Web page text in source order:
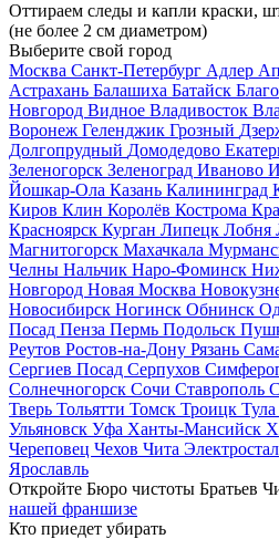
Оттираем следы и капли краски,
(не более 2 см диаметром)
Выберите свой город
Москва Санкт-Петербург Адлер
Астрахань Балашиха Батайск
Новгород Видное Владивосток
Воронеж Геленджик Грозный
Долгопрудный Домодедово
Зеленогорск Зеленоград Иваново
Йошкар-Ола Казань Калининград
Киров Клин Королёв Кострома
Красноярск Курган Липецк Лобня
Магнитогорск Махачкала
Челны Нальчик Наро-Фоминск
Новгород Новая Москва
Новосибирск Ногинск Обнинск
Посад Пенза Пермь Подольск
Реутов Ростов-на-Дону Рязань
Сергиев Посад Серпухов
Солнечногорск Сочи Ставрополь
Тверь Тольятти Томск Троицк Тула
Ульяновск Уфа Ханты-Мансийск
Череповец Чехов Чита
Ярославль
Откройте Бюро чистоты Братьев
нашей франшизе
Кто приедет убирать